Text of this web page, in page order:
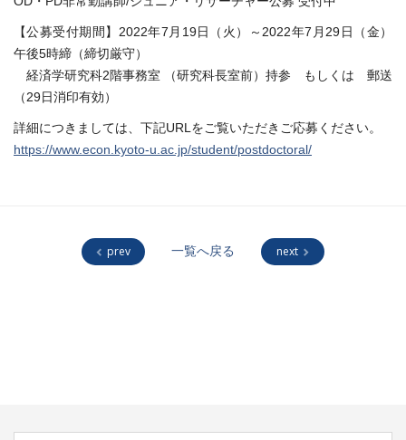
【公募受付期間】2022年7月19日（火）～2022年7月29日（金）
午後5時締（締切厳守）
経済学研究科2階事務室 （研究科長室前）持参 もしくは 郵送
（29日消印有効）
詳細につきましては、下記URLをご覧いただきご応募ください。
https://www.econ.kyoto-u.ac.jp/student/postdoctoral/
prev 一覧へ戻る next